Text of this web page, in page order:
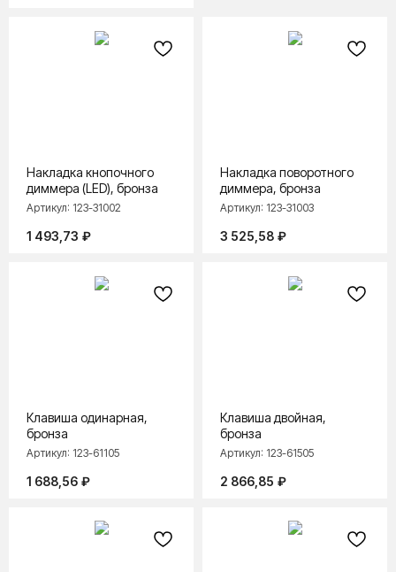
Накладка кнопочного
диммера (LED), бронза
Артикул: 123-31002
1 493,73 ₽
Накладка поворотного
диммера, бронза
Артикул: 123-31003
3 525,58 ₽
Клавиша одинарная,
бронза
Артикул: 123-61105
1 688,56 ₽
Клавиша двойная,
бронза
Артикул: 123-61505
2 866,85 ₽